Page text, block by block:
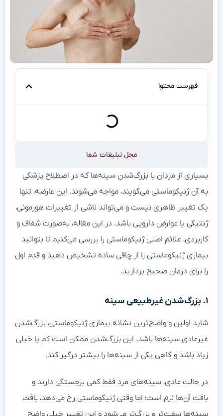
فهرست محتوا
محل تبلیغات شما
بسیاری از مردان با بزرگ‌شدن سینه‌ها که در اصطلاح پزشکی
به آن ژنیکوماستی می‌گویند، مواجه می‌شوند. این عارضه، تنها
یک تغییر ظاهری نیست و می‌تواند ناشی از تغییرات هورمونی،
ژنتیکی یا عوارض دارویی باشد. در این مقاله، به‌صورت شفاف و
کاربردی، علائم اصلی ژنیکوماستی را بررسی می‌کنیم تا بتوانید
بیماری ژنیکوماستی را از چاقی ساده تشخیص دهید و قدم اول
را برای درمان صحیح بردارید.
۱. بزرگ‌شدن غیرطبیعی سینه
شاید اولین و واضح‌ترین نشانه بیماری ژنیکوماستی، بزرگ‌شدن
غیرعادی سینه‌ها باشد. این بزرگ‌شدن ممکن است کم یا خیلی
زیاد باشد و گاهی یکی از سینه‌ها را بیشتر درگیر کند.
در حالت عادی، سینه‌های مرد فقط کمی برجستگی دارند و
بافت آن‌ها نرم است؛ اما وقتی ژنیکوماستی رخ می‌دهد، بافت